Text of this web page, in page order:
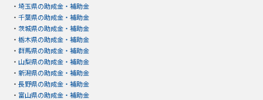
・ 埼玉県の助成金・補助金
・ 千葉県の助成金・補助金
・ 茨城県の助成金・補助金
・ 栃木県の助成金・補助金
・ 群馬県の助成金・補助金
・ 山梨県の助成金・補助金
・ 新潟県の助成金・補助金
・ 長野県の助成金・補助金
・ 富山県の助成金・補助金